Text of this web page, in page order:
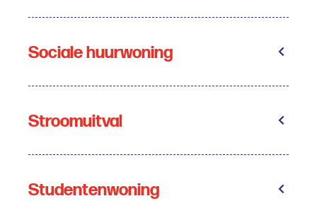
Sociale huurwoning
Stroomuitval
Studentenwoning